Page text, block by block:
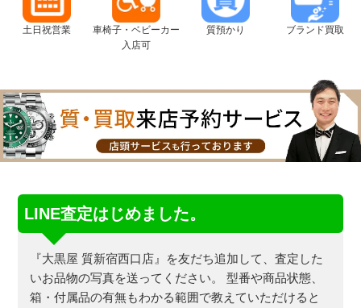
土日祝営業
車椅子・ベビーカー
入店可
質預かり ブランド買取
LINE査定はじめました。
『大黒屋 質新宿西口店』を友だち追加して、査定した
いお品物の写真を送ってください。
型番や商品状態、
箱・付属品の有無もわかる範囲で教えていただけると